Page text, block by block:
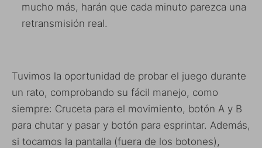
mucho más, harán que cada minuto parezca una
retransmisión real.
Tuvimos la oportunidad de probar el juego durante
un rato, comprobando su fácil manejo, como
siempre: Cruceta para el movimiento, botón A y B
para chutar y pasar y botón para esprintar. Además,
si tocamos la pantalla (fuera de los botones),